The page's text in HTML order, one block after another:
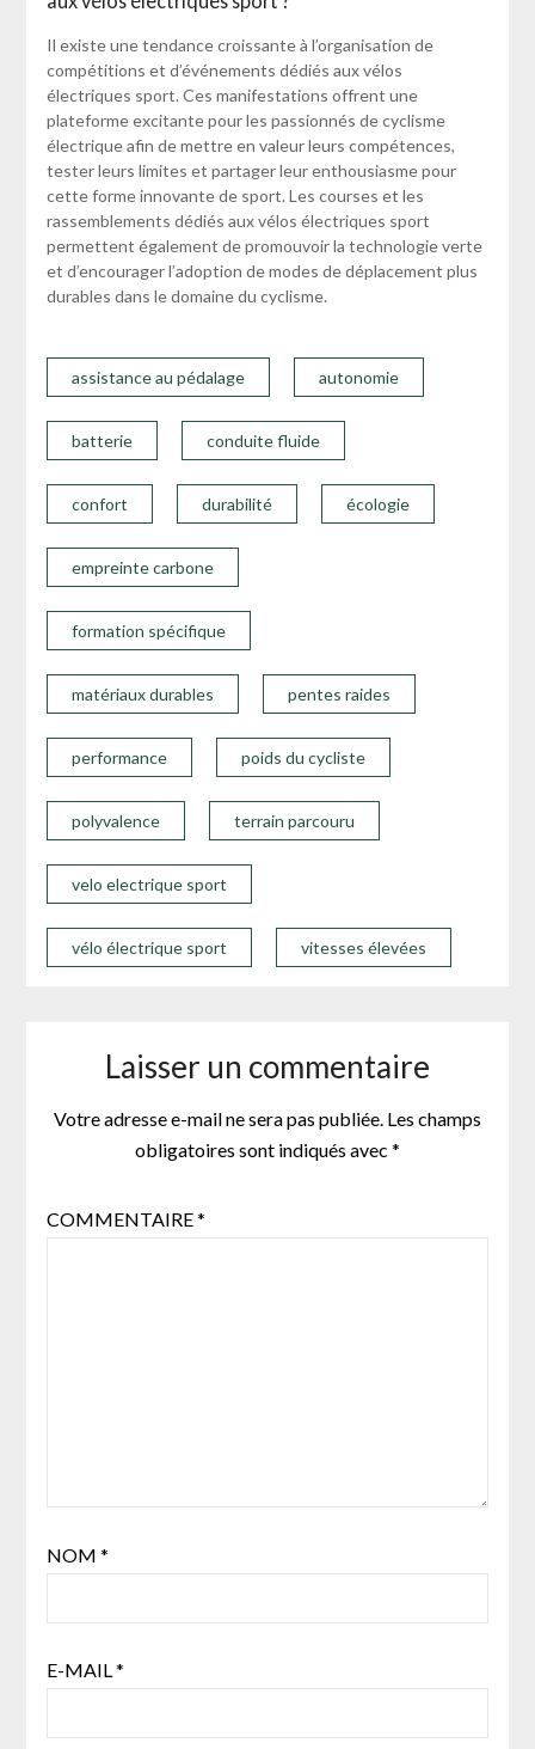
Il existe une tendance croissante à l’organisation de
compétitions et d’événements dédiés aux vélos
électriques sport. Ces manifestations offrent une
plateforme excitante pour les passionnés de cyclisme
électrique afin de mettre en valeur leurs compétences,
tester leurs limites et partager leur enthousiasme pour
cette forme innovante de sport. Les courses et les
rassemblements dédiés aux vélos électriques sport
permettent également de promouvoir la technologie verte
et d’encourager l’adoption de modes de déplacement plus
durables dans le domaine du cyclisme.
assistance au pédalage autonomie
batterie conduite fluide
confort durabilité écologie
empreinte carbone
formation spécifique
matériaux durables pentes raides
performance poids du cycliste
polyvalence terrain parcouru
velo electrique sport
vélo électrique sport vitesses élevées
Laisser un commentaire
Votre adresse e-mail ne sera pas publiée. Les champs
obligatoires sont indiqués avec *
COMMENTAIRE*
NOM *
E-MAIL*